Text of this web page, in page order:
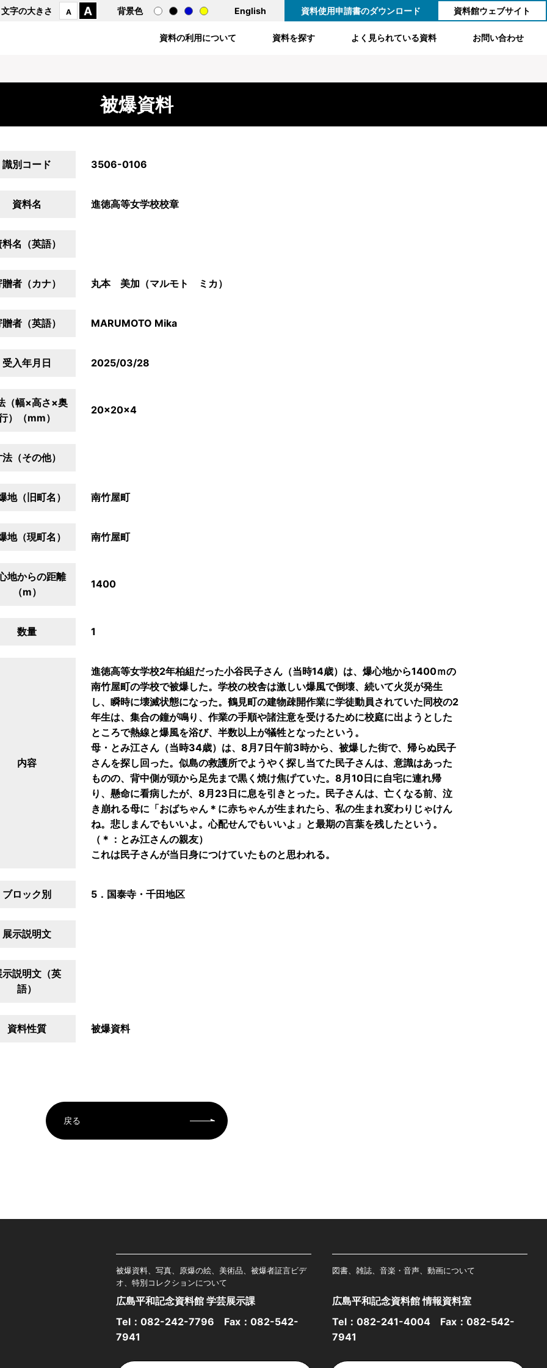
文字の大きさ A A 背景色 English 資料使用申請書のダウンロード 資料館ウェブサイト
資料の利用について 資料を探す よく見られている資料 お問い合わせ
被爆資料
識別コード 3506-0106
資料名 進徳高等女学校校章
名（英語）
者（カナ） 丸本 美加（マルモト ミカ）
者（英語） MARUMOTO Mika
受入年月日 2025/03/28
（幅×高さ×奥
）（mm）
20×20×4
（その他）
地（旧町名） 南竹屋町
地（現町名） 南竹屋町
地からの距離
（m）
1400
数量 1
内容
進徳高等女学校2年柏組だった小谷民子さん（当時14歳）は、爆心地から1400ｍの
南竹屋町の学校で被爆した。学校の校舎は激しい爆風で倒壊、続いて火災が発生
し、瞬時に壊滅状態になった。鶴見町の建物疎開作業に学徒動員されていた同校の2
年生は、集合の鐘が鳴り、作業の手順や諸注意を受けるために校庭に出ようとした
ところで熱線と爆風を浴び、半数以上が犠牲となったという。
母・とみ江さん（当時34歳）は、8月7日午前3時から、被爆した街で、帰らぬ民子
さんを探し回った。似島の救護所でようやく探し当てた民子さんは、意識はあった
ものの、背中側が頭から足先まで黒く焼け焦げていた。8月10日に自宅に連れ帰
り、懸命に看病したが、8月23日に息を引きとった。民子さんは、亡くなる前、泣
き崩れる母に「おばちゃん＊に赤ちゃんが生まれたら、私の生まれ変わりじゃけん
ね。悲しまんでもいいよ。心配せんでもいいよ」と最期の言葉を残したという。
（＊：とみ江さんの親友）
これは民子さんが当日身につけていたものと思われる。
ブロック別 5．国泰寺・千田地区
展示説明文
示説明文（英
語）
資料性質 被爆資料
戻る
被爆資料、写真、原爆の絵、美術品、被爆者証言ビデ
オ、特別コレクションについて
広島平和記念資料館 学芸展示課
Tel： 082-242-7796 Fax：082-542-
7941
図書、雑誌、音楽・音声、動画について
広島平和記念資料館 情報資料室
Tel： 082-241-4004 Fax：082-542-
7941